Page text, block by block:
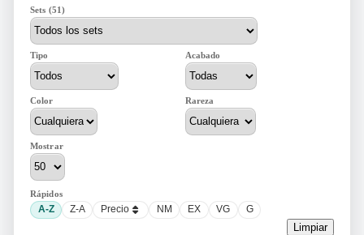
Sets (51)
Tipo Acabado
Color Rareza
Mostrar
Rápidos
A-Z Z-A Precio NM EX VG G
Limpiar